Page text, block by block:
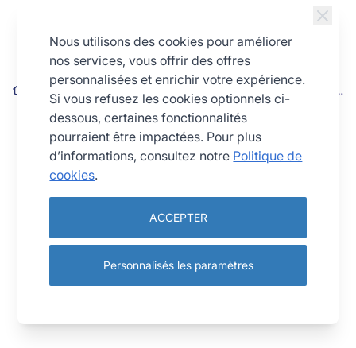
Brioche grosses côtes - fond plat - fer blanc - Ø220/99 mm -
h87 mm
Nous utilisons des cookies pour améliorer
nos services, vous offrir des offres
personnalisées et enrichir votre expérience.
Si vous refusez les cookies optionnels ci-
dessous, certaines fonctionnalités
pourraient être impactées. Pour plus
d’informations, consultez notre Politique de
cookies.
ACCEPTER
Personnalisés les paramètres